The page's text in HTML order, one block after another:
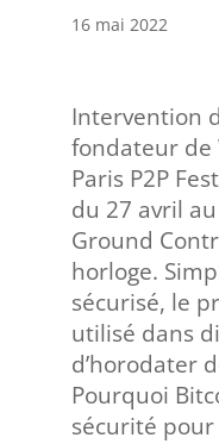
16 mai 2022
Intervention
fondateur de
Paris P2P
du 27 avril
Ground
horloge.
sécurisé, le
utilisé dans
d’horodater
Pourquoi
sécurité